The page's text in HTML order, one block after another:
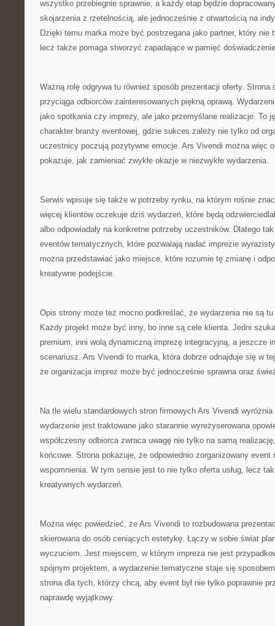
wszystko przebiegnie sprawnie, a każdy etap będzie
skojarzenia z rzetelnością, ale jednocześnie z otwartością na
Dzięki temu marka może być postrzegana jako partner, który nie
lecz także pomaga stworzyć zapadające w pamięć
Ważną rolę odgrywa tu również sposób prezentacji oferty. Strona
przyciąga odbiorców zainteresowanych piękną oprawą.
jako spotkania czy imprezy, ale jako przemyślane realizacje. To
charakter branży eventowej, gdzie sukces zależy nie tylko od
uczestnicy poczują pozytywne emocje. Ars Vivendi można więc
pokazuje, jak zamieniać zwykłe okazje w niezwykłe wydarzenia.
Serwis wpisuje się także w potrzeby rynku, na którym rośnie
więcej klientów oczekuje dziś wydarzeń, które będą
albo odpowiadały na konkretne potrzeby uczestników. Dlatego
eventów tematycznych, które pozwalają nadać imprezie
można przedstawiać jako miejsce, które rozumie tę zmianę i
kreatywne podejście.
Opis strony może też mocno podkreślać, że wydarzenia nie są
Każdy projekt może być inny, bo inne są cele klienta. Jedni
premium, inni wolą dynamiczną imprezę integracyjną, a jeszcze
scenariusz. Ars Vivendi to marka, która dobrze odnajduje się w
że organizacja imprez może być jednocześnie sprawna oraz
Na tle wielu standardowych stron firmowych Ars Vivendi
wydarzenie jest traktowane jako starannie wyreżyserowana
współczesny odbiorca zwraca uwagę nie tylko na samą
końcowe. Strona pokazuje, że odpowiednio zorganizowany event
wspomnienia. W tym sensie jest to nie tylko oferta usług, lecz
kreatywnych wydarzeń.
Można więc powiedzieć, że Ars Vivendi to rozbudowana
skierowana do osób ceniących estetykę. Łączy w sobie świat
wyczuciem. Jest miejscem, w którym impreza nie jest
spójnym projektem, a wydarzenie tematyczne staje się
strona dla tych, którzy chcą, aby event był nie tylko poprawnie
naprawdę wyjątkowy.